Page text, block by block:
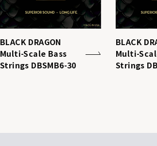
BLACK DRAGON
Multi-Scale Bass
Strings DBSMB6-30
BLACK
Multi-
Strings